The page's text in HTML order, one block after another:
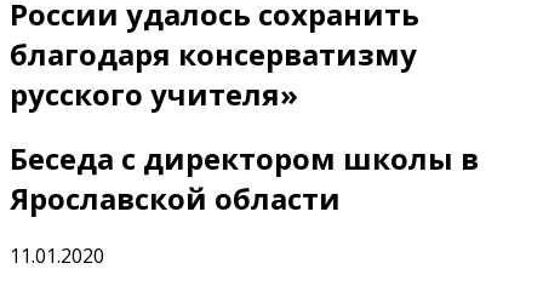
России удалось сохранить
благодаря консерватизму
русского учителя»
Беседа с директором школы в
Ярославской области
11.01.2020